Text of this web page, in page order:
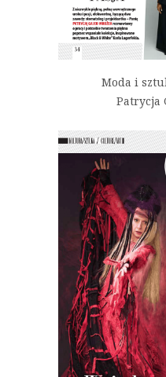
Moda i
Patrycja